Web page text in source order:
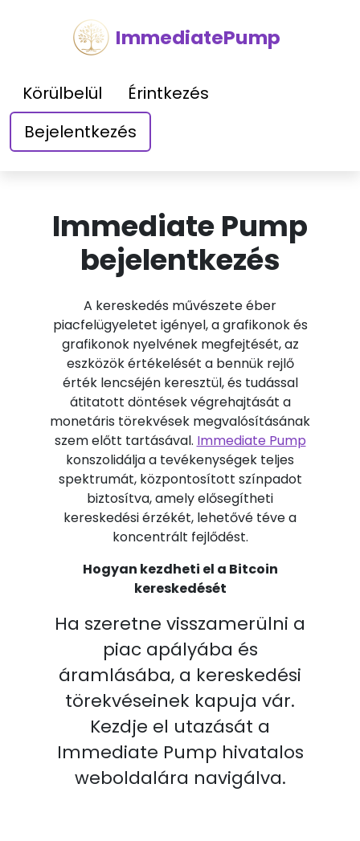
ImmediatePump
Körülbelül
Érintkezés
Bejelentkezés
Immediate Pump
bejelentkezés
A kereskedés művészete éber
piacfelügyeletet igényel, a grafikonok és
grafikonok nyelvének megfejtését, az
eszközök értékelését a bennük rejlő
érték lencséjén keresztül, és tudással
átitatott döntések végrehajtását a
monetáris törekvések megvalósításának
szem előtt tartásával. Immediate Pump
konszolidálja a tevékenységek teljes
spektrumát, központosított színpadot
biztosítva, amely elősegítheti
kereskedési érzékét, lehetővé téve a
koncentrált fejlődést.
Hogyan kezdheti el a Bitcoin
kereskedését
Ha szeretne visszamerülni a
piac apályába és
áramlásába, a kereskedési
törekvéseinek kapuja vár.
Kezdje el utazását a
Immediate Pump hivatalos
weboldalára navigálva.